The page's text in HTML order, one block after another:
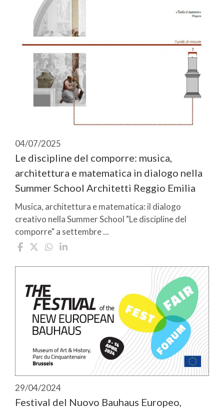
04/07/2025
Le discipline del comporre: musica,
architettura e matematica in dialogo nella
Summer School Architetti Reggio Emilia
Musica, architettura e matematica: il dialogo
creativo nella Summer School "Le discipline del
comporre" a settembre ...
29/04/2024
Festival del Nuovo Bauhaus Europeo,